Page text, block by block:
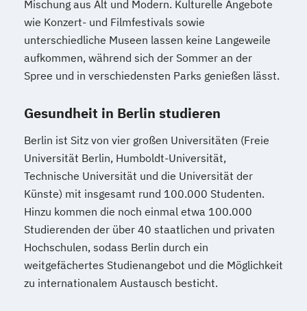
Mischung aus Alt und Modern. Kulturelle Angebote
wie Konzert- und Filmfestivals sowie
unterschiedliche Museen lassen keine Langeweile
aufkommen, während sich der Sommer an der
Spree und in verschiedensten Parks genießen lässt.
Gesundheit in Berlin studieren
Berlin ist Sitz von vier großen Universitäten (Freie
Universität Berlin, Humboldt-Universität,
Technische Universität und die Universität der
Künste) mit insgesamt rund 100.000 Studenten.
Hinzu kommen die noch einmal etwa 100.000
Studierenden der über 40 staatlichen und privaten
Hochschulen, sodass Berlin durch ein
weitgefächertes Studienangebot und die Möglichkeit
zu internationalem Austausch besticht.